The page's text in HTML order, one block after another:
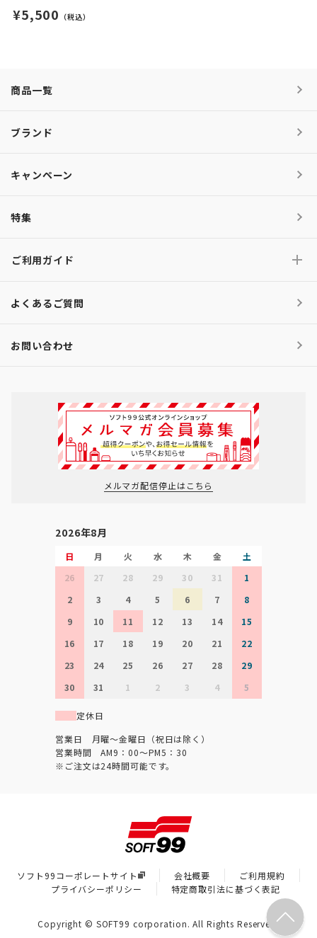
¥5,500 （税込）
商品一覧
ブランド
キャンペーン
特集
ご利用ガイド
よくあるご質問
お問い合わせ
メルマガ配信停止はこちら
2026年8月
日 月 火 水 木 金
土
26
27 28 29 30 31
1
2
3 4 5 6 7
8
9
10 11 12 13 14
15
16
17 18 19 20 21
22
23
24 25 26 27 28
29
30
31 1 2 3 4 5
定休日
営業日 月曜～金曜日（祝日は除く）
営業時間 AM9：00～PM5：30
※ご注文は24時間可能です。
ソフト99コーポレートサイト 会社概要
ご利用規約
プライバシーポリシー
特定商取引法に基づく表記
Copyright © SOFT99 corporation. All Rights Reserved.